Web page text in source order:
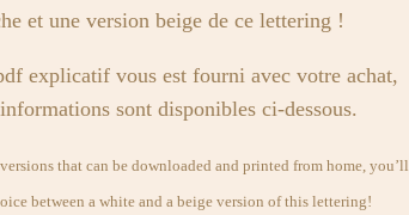
et une version beige de ce lettering !
explicatif vous est fourni avec votre achat,
sont disponibles ci-dessous.
that can be downloaded and printed from home, you’ll
between a white and a beige version of this lettering!